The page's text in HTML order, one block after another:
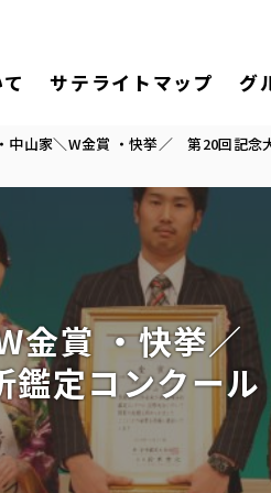
サテライトマップ グ
中山家＼W金賞 ・快挙／ 第20回記
金賞 ・快挙
鑑定コンクー